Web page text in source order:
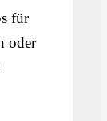
für
oder